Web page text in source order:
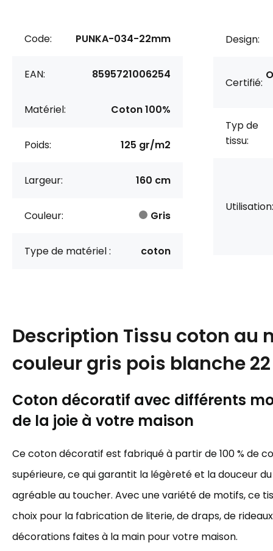
Code: PUNKA-034-22mm
EAN: 8595721006254
Matériel: Coton 100%
Poids: 125 gr/m2
Largeur: 160 cm
Couleur: Gris
Type de matériel : coton
Design:
Certifié:
Typ de
tissu:
Utilisation:
Description Tissu coton au
couleur gris pois blanche
Coton décoratif avec différents
de la joie à votre maison
Ce coton décoratif est fabriqué à partir de 100 % de
supérieure, ce qui garantit la légèreté et la douceur
agréable au toucher. Avec une variété de motifs, ce
choix pour la fabrication de literie, de draps, de
décorations faites à la main pour votre maison.